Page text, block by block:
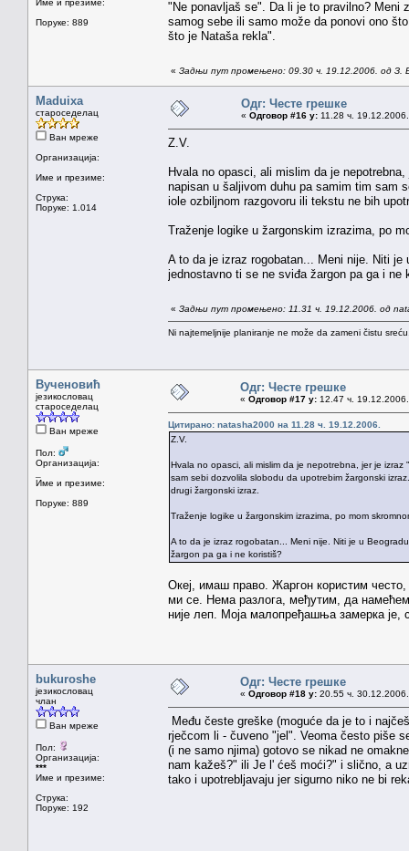
Име и презиме:
Поруке: 889
"Ne ponavljaš se". Da li je to pravilno? Meni
samog sebe ili samo može da ponovi ono
što je Nataša rekla".
« Задњи пут промењено: 09.30 ч. 19.12.2006. од З.
Maduixa
староседелац
Ван мреже
Организација:
Име и презиме:
Струка:
Поруке: 1.014
Одг: Честе грешке
« Одговор #16 у: 11.28 ч.
Z.V.
Hvala no opasci, ali mislim da je
napisan u šaljivom duhu pa samim tim sam
iole ozbiljnom razgovoru ili tekstu ne bih
Traženje logike u žargonskim izrazima, po
A to da je izraz rogobatan... Meni nije. Niti
jednostavno ti se ne sviđa žargon pa ga i ne
« Задњи пут промењено: 11.31 ч. 19.12.2006. од
Ni najtemeljnije planiranje ne može da zameni čistu
Вученовић
језикословац
староседелац
Ван мреже
Пол:
Организација:
Име и презиме:
Поруке: 889
Одг: Честе грешке
« Одговор #17 у: 12.47 ч.
Цитирано: natasha2000 на 11.28 ч. 19.12.2006.
Z.V.
Hvala no opasci, ali mislim da je nepotrebna, jer je
sam sebi dozvolila slobodu da upotrebim žargonski
drugi žargonski izraz.
Traženje logike u žargonskim izrazima, po mom
A to da je izraz rogobatan... Meni nije. Niti je u
žargon pa ga i ne koristiš?
Океј, имаш право. Жаргон користим
ми се. Нема разлога, међутим, да намећем
није леп. Моја малопређашња замерка је,
bukuroshe
језикословац
члан
Ван мреже
Пол:
Организација:
***
Име и презиме:
Струка:
Поруке: 192
Одг: Честе грешке
« Одговор #18 у: 20.55 ч.
Među česte greške (moguće da je to i
rječcom li - čuveno "jel". Veoma često piše
(i ne samo njima) gotovo se nikad ne
nam kažeš?" ili Je l' ćeš moći?" i slično, a
tako i upotrebljavaju jer sigurno niko ne bi